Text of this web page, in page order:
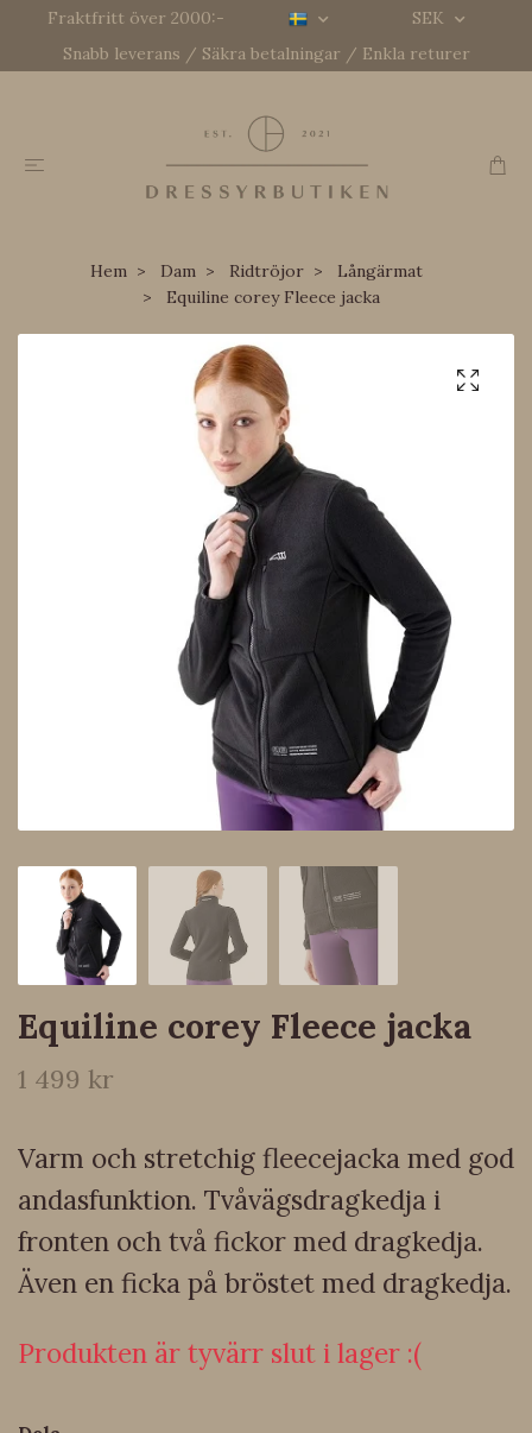
Fraktfritt över 2000:-
SEK
Snabb leverans / Säkra betalningar / Enkla returer
Hem Dam Ridtröjor
Långärmat
Equiline corey Fleece jacka
Equiline corey Fleece jacka
1 499 kr
Varm och stretchig fleecejacka med god
andasfunktion. Tvåvägsdragkedja i
fronten och två fickor med dragkedja.
Även en ficka på bröstet med dragkedja.
Produkten är tyvärr slut i lager :(